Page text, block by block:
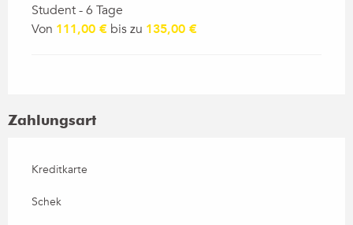
Student - 6 Tage
Von 111,00 € bis zu 135,00 €
Zahlungsart
Kreditkarte
Schek